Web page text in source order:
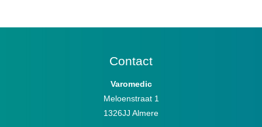
Contact
Varomedic
Meloenstraat 1
1326JJ Almere